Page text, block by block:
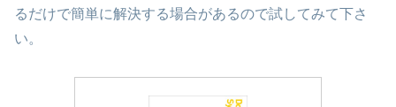
るだけで簡単に解決する場合があるので試してみて下さ
い。